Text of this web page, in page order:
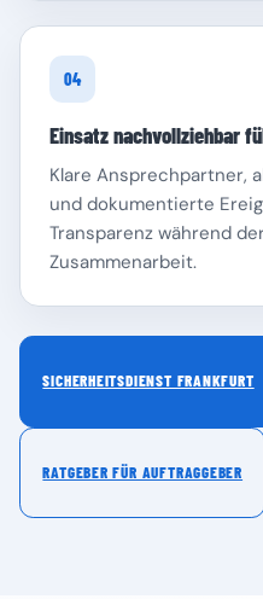
04
Einsatz nachvollziehbar
Klare Ansprechpartner,
und dokumentierte
Transparenz während
Zusammenarbeit.
SICHERHEITSDIENST FRANKFURT
RATGEBER FÜR AUFTRAGGEBER